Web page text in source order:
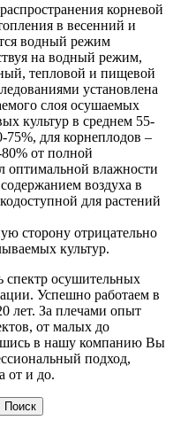
корневой
в весенний и
водный режим
на водный режим,
тепловой и пищевой
установлена
слоя осушаемых
культур в среднем 55-
для корнеплодов –
от полной
оптимальной влажности
воздуха в
для растений
сторону отрицательно
культур.
спектр осушительных
Успешно работаем в
лет. За плечами опыт
от малых до
в нашу компанию Вы
подход,
от и до.